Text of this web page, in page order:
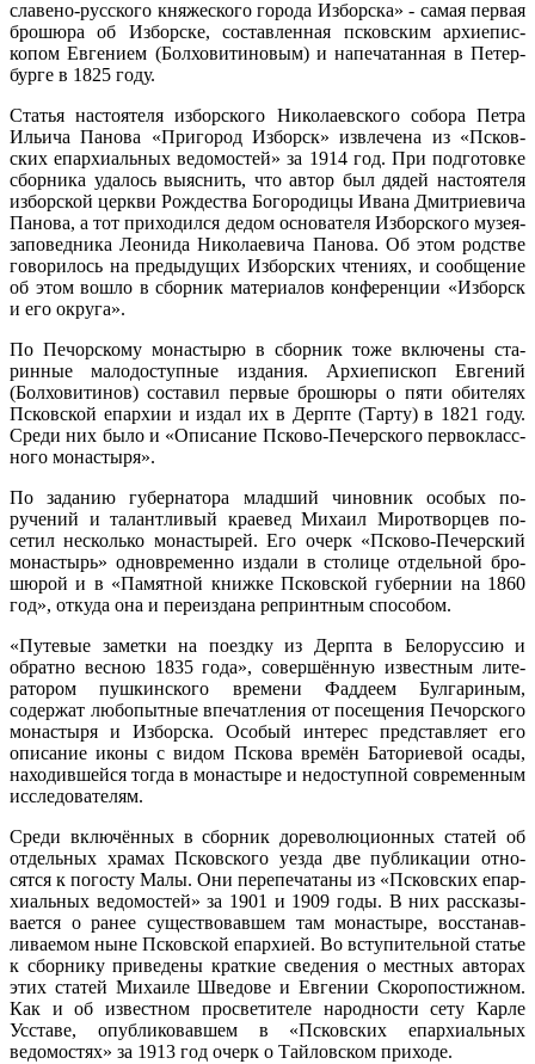
славено-русского княжеского города Изборска» - самая пер­вая
брошюра об Изборске, составленная псковским архиепис­
копом Евгением (Болховитиновым) и напечатанная в Петер­
бурге в 1825 году.
Статья настоятеля изборского Николаевского собора Пет­ра
Ильича Панова «Пригород Изборск» извлечена из «Псков­
ских епархиальных ведомостей» за 1914 год. При подготовке
сборника удалось выяснить, что автор был дядей настоятеля
изборской церкви Рождества Богородицы Ивана Дмитрие­вича
Панова, а тот приходился дедом основателя Изборского музея-
заповедника Леонида Николаевича Панова. Об этом родстве
говорилось на предыдущих Изборских чтениях, и сообщение
об этом вошло в сборник материалов конферен­ции «Изборск
и его округа».
По Печорскому монастырю в сборник тоже включены ста­
ринные малодоступные издания. Архиепископ Евгений
(Болховитинов) составил первые брошюры о пяти обителях
Псковской епархии и издал их в Дерпте (Тарту) в 1821 году.
Среди них было и «Описание Псково-Печерского первокласс­
ного монастыря».
По заданию губернатора младший чиновник особых по­
ручений и талантливый краевед Михаил Миротворцев по­
сетил несколько монастырей. Его очерк «Псково-Печерский
монастырь» одновременно издали в столице отдельной бро­
шюрой и в «Памятной книжке Псковской губернии на 1860
год», откуда она и переиздана репринтным способом.
«Путевые заметки на поездку из Дерпта в Белоруссию и
обратно весною 1835 года», совершённую известным лите­
ратором пушкинского времени Фаддеем Булгариным,
содержат любопытные впечатления от посещения Печорского
монастыря и Изборска. Особый интерес представляет его
описание иконы с видом Пскова времён Баториевой осады,
находившейся тогда в монастыре и недоступной современ­ным
исследователям.
Среди включённых в сборник дореволюционных статей об
отдельных храмах Псковского уезда две публикации отно­
сятся к погосту Малы. Они перепечатаны из «Псковских епар­
хиальных ведомостей» за 1901 и 1909 годы. В них рассказы­
вается о ранее существовавшем там монастыре, восстанав­
ливаемом ныне Псковской епархией. Во вступительной ста­тье
к сборнику приведены краткие сведения о местных авто­рах
этих статей Михаиле Шведове и Евгении Скоропостиж­ном.
Как и об известном просветителе народности сету Кар­ле
Усставе, опубликовавшем в «Псковских епархиальных
ведомостях» за 1913 год очерк о Тайловском приходе.